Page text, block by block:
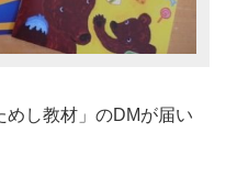
めし教材」のDMが届い